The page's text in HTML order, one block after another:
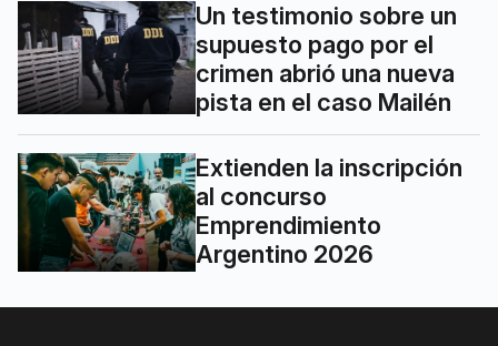
Un testimonio sobre un
supuesto pago por el
crimen abrió una nueva
pista en el caso Mailén
Extienden la inscripción
al concurso
Emprendimiento
Argentino 2026